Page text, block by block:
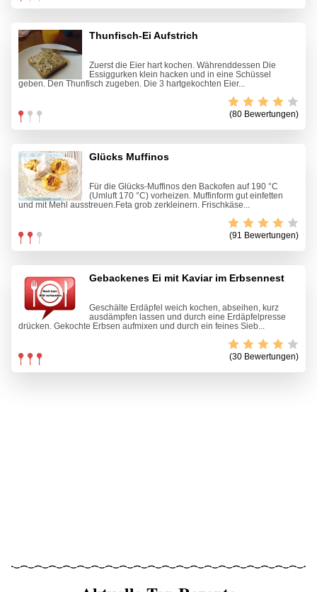
Thunfisch-Ei Aufstrich
Zuerst die Eier hart kochen. Währenddessen Die
Essiggurken klein hacken und in eine Schüssel
geben. Den Thunfisch zugeben. Die 3 hartgekochten Eier...
(80 Bewertungen)
Glücks Muffinos
Für die Glücks-Muffinos den Backofen auf 190 °C
(Umluft 170 °C) vorheizen. Muffinform gut einfetten
und mit Mehl ausstreuen.Feta grob zerkleinern. Frischkäse...
(91 Bewertungen)
Gebackenes Ei mit Kaviar im Erbsennest
Geschälte Erdäpfel weich kochen, abseihen, kurz
ausdämpfen lassen und durch eine Erdäpfelpresse
drücken. Gekochte Erbsen aufmixen und durch ein feines Sieb...
(30 Bewertungen)